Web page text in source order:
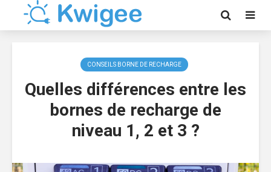
CONSEILS BORNE DE RECHARGE
Quelles différences entre les
bornes de recharge de
niveau 1, 2 et 3 ?